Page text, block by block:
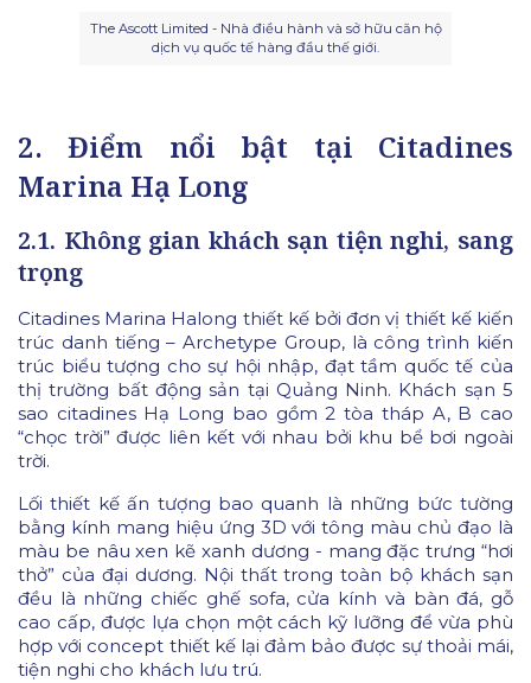
The Ascott Limited - Nhà điều hành và sở hữu căn hộ
dịch vụ quốc tế hàng đầu thế giới.
2. Điểm nổi bật tại Citadines
Marina Hạ Long
2.1. Không gian khách sạn tiện nghi, sang
trọng
Citadines Marina Halong thiết kế bởi đơn vị thiết kế kiến
trúc danh tiếng – Archetype Group, là công trình kiến
trúc biểu tượng cho sự hội nhập, đạt tầm quốc tế của
thị trường bất động sản tại Quảng Ninh. Khách sạn 5
sao citadines Hạ Long bao gồm 2 tòa tháp A, B cao
“chọc trời” được liên kết với nhau bởi khu bể bơi ngoài
trời.
Lối thiết kế ấn tượng bao quanh là những bức tường
bằng kính mang hiệu ứng 3D với tông màu chủ đạo là
màu be nâu xen kẽ xanh dương - mang đặc trưng “hơi
thở” của đại dương. Nội thất trong toàn bộ khách sạn
đều là những chiếc ghế sofa, cửa kính và bàn đá, gỗ
cao cấp, được lựa chọn một cách kỹ lưỡng để vừa phù
hợp với concept thiết kế lại đảm bảo được sự thoải mái,
tiện nghi cho khách lưu trú.